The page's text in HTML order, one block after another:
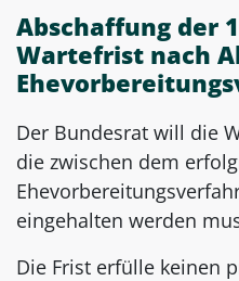
Abschaffung der
Wartefrist nach
Der Bundesrat will die
die zwischen dem
eingehalten werden
Die Frist erfülle keinen